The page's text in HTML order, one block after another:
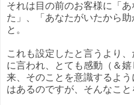
それは目の前のお客様に「
た」、「あなたがいたから
と。
これも設定したと言うより
に言われ、とても感動（＆
来、そのことを意識するよ
はあるのですが、そんなこと